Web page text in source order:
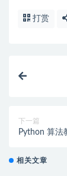
打赏
下一篇
Python 算法
相关文章